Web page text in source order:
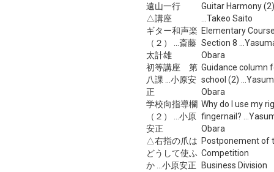
遠山一行
△講座
ギター和声楽
（２） ...斎藤
太計雄
初等講座 第
八課 ...小原安
正
学校向指導欄
（２） ...小原
安正
△右指の爪は
どうして使ふ
か ...小原安正
Guitar Harmony (2)
...Takeo Saito
Elementary
Section 8
Obara
Guidance column
school (2)
Obara
Why do I use my
fingernail?
Obara
Postponement of
Competition
Business Division